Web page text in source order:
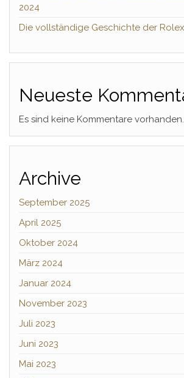
2024
Die vollständige Geschichte der
Neueste
Es sind keine Kommentare vorhanden.
Archive
September 2025
April 2025
Oktober 2024
März 2024
Januar 2024
November 2023
Juli 2023
Juni 2023
Mai 2023